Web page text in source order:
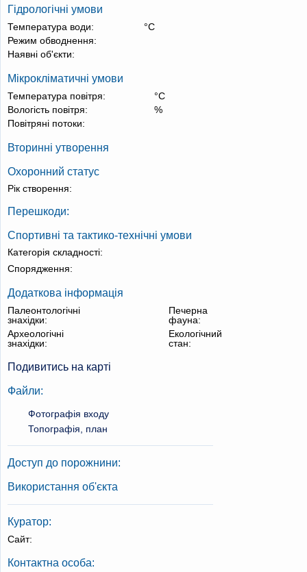
Гідрологічні умови
Температура води:
°С
Режим обводнення:
Наявні об'єкти:
Мікрокліматичні умови
Температура повітря:
°С
Вологість повітря:
%
Повітряні потоки:
Вторинні утворення
Охоронний статус
Рік створення:
Перешкоди:
Спортивні та тактико-технічні умови
Категорія складності:
Спорядження:
Додаткова інформація
Палеонтологічні
знахідки:
Печерна
фауна:
Археологічні
знахідки:
Екологічний
стан:
Подивитись на карті
Файли:
Фотографія входу
Топографія, план
Доступ до порожнини:
Використання об'єкта
Куратор:
Сайт:
Контактна особа: